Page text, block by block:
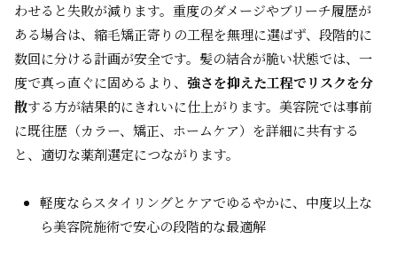
わせると失敗が減ります。重度のダメージやブリーチ履歴が
ある場合は、縮毛矯正寄りの工程を無理に選ばず、段階的に
数回に分ける計画が安全です。髪の結合が脆い状態では、一
度で真っ直ぐに固めるより、 強さを抑えた工程でリスクを分
散する方が結果的にきれいに仕上がります。美容院では事前
に既往歴（カラー、矯正、ホームケア）を詳細に共有する
と、適切な薬剤選定につながります。
軽度ならスタイリングとケアでゆるやかに、中度以上な
ら美容院施術で安心の段階的な最適解